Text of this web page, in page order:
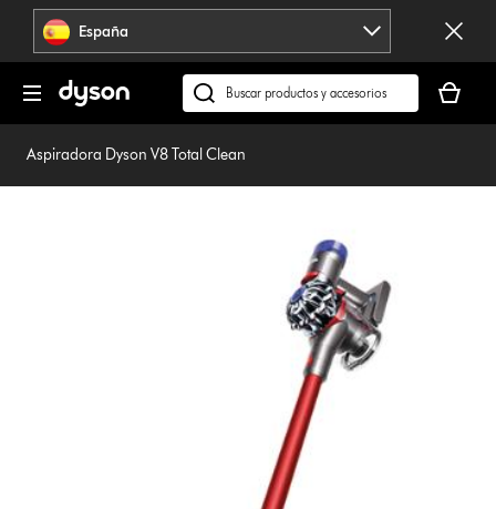
Omitir
navegación España
Buscar
en
dyson.es
cesta
está
Aspiradora Dyson V8 Total Clean